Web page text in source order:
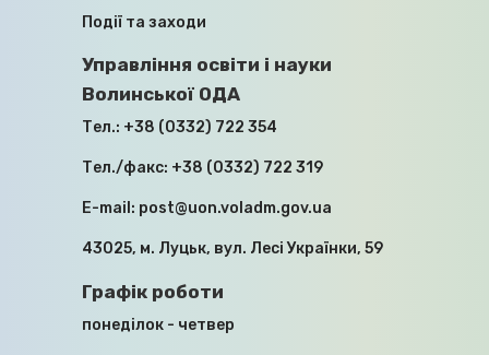
МОДЕРНІЗАЦІЯ, ДЕЦЕНТРАЛІЗАЦІЯ,
ІНВЕСТИЦІЇ: У ВМІ ПРОЙШЛА
РОБОЧА НАРАДА ІЗ ЗАСТУПНИКОМ
Події та заходи
Управління освіти і науки
Волинської ОДА
Тел.: +38 (0332) 722 354
Тел./факс: +38 (0332) 722 319
E-mail: post@uon.voladm.gov.ua
43025, м. Луцьк, вул. Лесі Українки, 59
Графік роботи
понеділок - четвер